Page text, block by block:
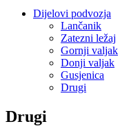
Dijelovi podvozja
Lančanik
Zatezni ležaj
Gornji valjak
Donji valjak
Gusjenica
Drugi
Drugi